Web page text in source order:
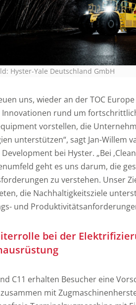
Hyster-Yale Deutschland GmbH
uns, wieder an der TOC
Innovationen rund um
vorstellen, die
unterstützen“, sagt Jan-Willem
bei Hyster. „Bei
geht es uns darum, die
zu verstehen. Unser
die Nachhaltigkeitsziele
und
bei der
C11 erhalten Besucher eine
mit